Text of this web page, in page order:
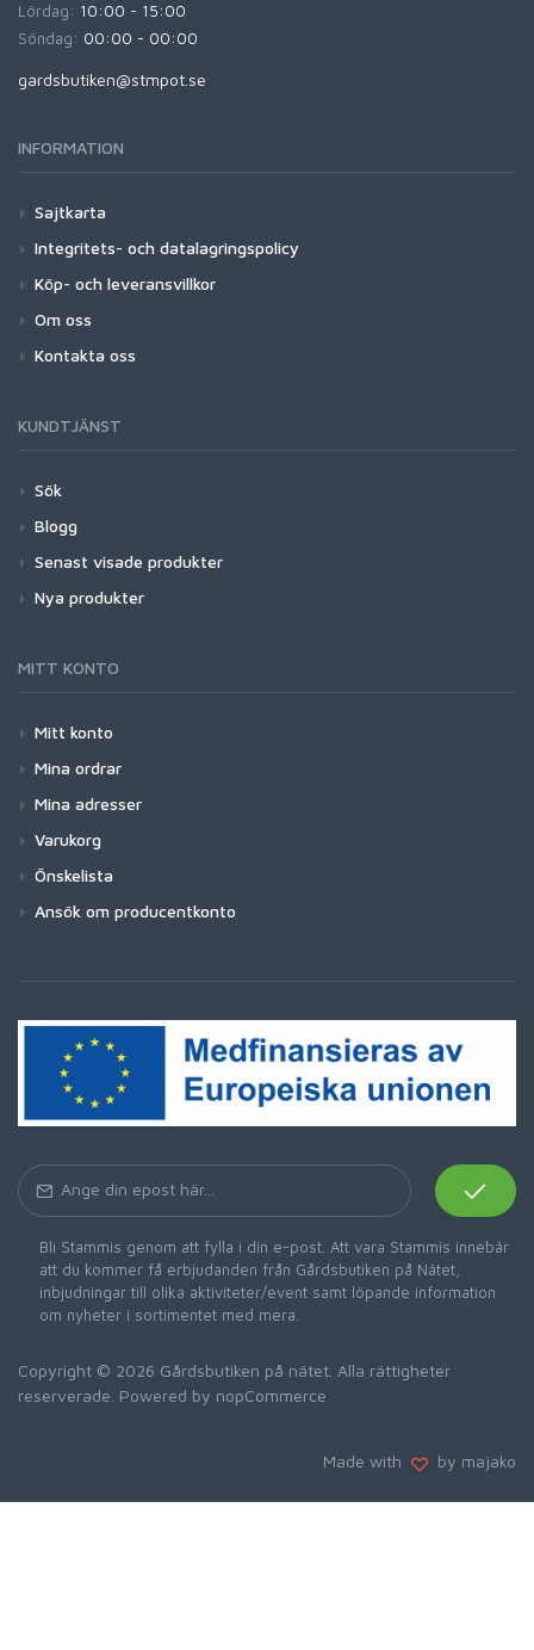
Lördag: 10:00 - 15:00
Söndag: 00:00 - 00:00
gardsbutiken@stmpot.se
INFORMATION
Sajtkarta
Integritets- och datalagringspolicy
Köp- och leveransvillkor
Om oss
Kontakta oss
KUNDTJÄNST
Sök
Blogg
Senast visade produkter
Nya produkter
MITT KONTO
Mitt konto
Mina ordrar
Mina adresser
Varukorg
Önskelista
Ansök om producentkonto
Bli Stammis genom att fylla i din e-post. Att vara Stammis innebär
att du kommer få erbjudanden från Gårdsbutiken på Nätet,
inbjudningar till olika aktiviteter/event samt löpande information
om nyheter i sortimentet med mera.
Copyright © 2026 Gårdsbutiken på nätet. Alla rättigheter
reserverade. Powered by nopCommerce
Made with by majako